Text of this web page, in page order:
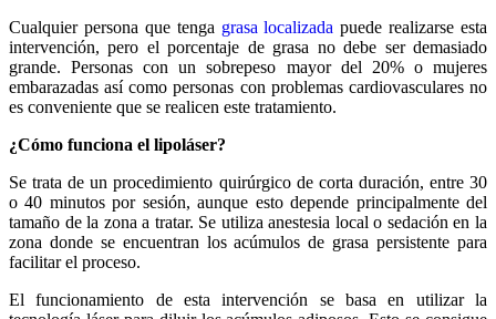
Cualquier persona que tenga grasa localizada puede realizarse esta
intervención, pero el porcentaje de grasa no debe ser demasiado
grande. Personas con un sobrepeso mayor del 20% o mujeres
embarazadas así como personas con problemas cardiovasculares no
es conveniente que se realicen este tratamiento.
¿Cómo funciona el lipoláser?
Se trata de un procedimiento quirúrgico de corta duración, entre 30
o 40 minutos por sesión, aunque esto depende principalmente del
tamaño de la zona a tratar. Se utiliza anestesia local o sedación en la
zona donde se encuentran los acúmulos de grasa persistente para
facilitar el proceso.
El funcionamiento de esta intervención se basa en utilizar la